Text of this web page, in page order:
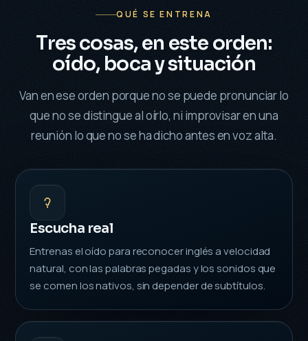
QUÉ SE ENTRENA
Tres cosas, en este orden:
oído, boca y situación
Van en ese orden porque no se puede pronunciar lo
que no se distingue al oírlo, ni improvisar en una
reunión lo que no se ha dicho antes en voz alta.
Escucha real
Entrenas el oído para reconocer inglés a velocidad
natural, con las palabras pegadas y los sonidos que
se comen los nativos, sin depender de subtítulos.